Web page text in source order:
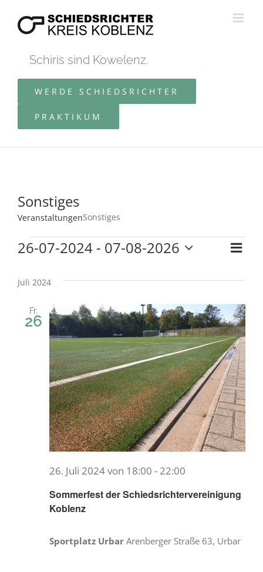
Inhalt
Schiris sind Kowelenz.
WERDE SCHIEDSRICHTER
PRAKTIKUM
Sonstiges
VeranstaltungenSonstiges
Veranstaltungen Liste
26-07-2024 - 07-08-2026
wählen.
Juli 2024
Fr.
26
Sommerfest der Schiedsrichtervereinigung
Koblenz
26. Juli 2024 von 18:00 - 22:00
Sportplatz Urbar Arenberger Straße 63, Urbar